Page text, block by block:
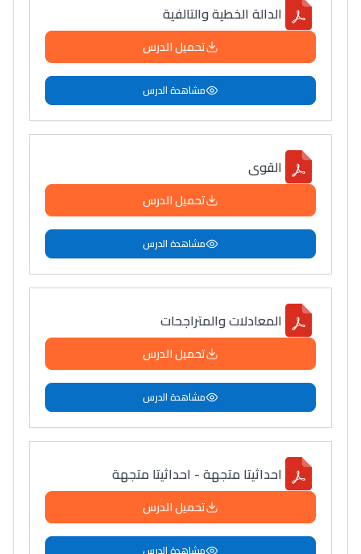
الدالة الخطية والتالفية
تحميل الدرس
مشاهدة الدرس
القوى
تحميل الدرس
مشاهدة الدرس
المعادلات والمتراجحات
تحميل الدرس
مشاهدة الدرس
احداثيتا متجهة - احداثيتا متجهة
تحميل الدرس